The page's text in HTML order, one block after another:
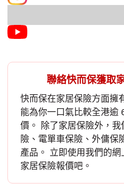
聯絡快而保獲取
快而保在家居保險方面擁
能為你一口氣比較全港逾
價。 除了家居保險外，
險、電單車保險、外傭保
產品。 立即使用我們的
家居保險報價吧。